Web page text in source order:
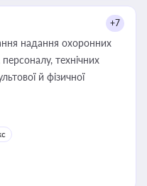
+7
надання охоронних
технічних
й фізичної